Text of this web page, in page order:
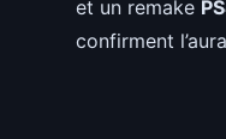
et un remake
confirment